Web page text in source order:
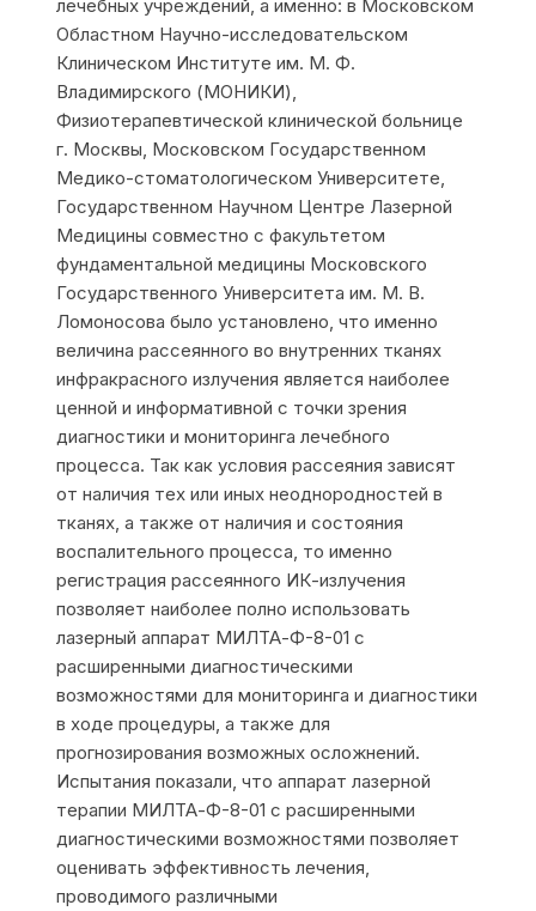
лечебных учреждений, а именно: в Московском
Областном Научно-исследовательском
Клиническом Институте им. М. Ф.
Владимирского (МОНИКИ),
Физиотерапевтической клинической больнице
г. Москвы, Московском Государственном
Медико-стоматологическом Университете,
Государственном Научном Центре Лазерной
Медицины совместно с факультетом
фундаментальной медицины Московского
Государственного Университета им. М. В.
Ломоносова было установлено, что именно
величина рассеянного во внутренних тканях
инфракрасного излучения является наиболее
ценной и информативной с точки зрения
диагностики и мониторинга лечебного
процесса. Так как условия рассеяния зависят
от наличия тех или иных неоднородностей в
тканях, а также от наличия и состояния
воспалительного процесса, то именно
регистрация рассеянного ИК-излучения
позволяет наиболее полно использовать
лазерный аппарат МИЛТА-Ф-8-01 с
расширенными диагностическими
возможностями для мониторинга и диагностики
в ходе процедуры, а также для
прогнозирования возможных осложнений.
Испытания показали, что аппарат лазерной
терапии МИЛТА-Ф-8-01 с расширенными
диагностическими возможностями позволяет
оценивать эффективность лечения,
проводимого различными